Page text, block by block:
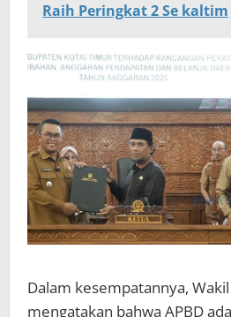
Raih Peringkat 2 Se kaltim
Dalam kesempatannya,
mengatakan bahwa APBD